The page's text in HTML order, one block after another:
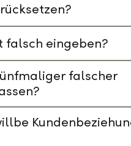
falsch eingeben?
falscher